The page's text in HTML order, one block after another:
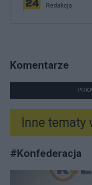
Redakcja
Komentarze
Inne tematy
#Konfederacja